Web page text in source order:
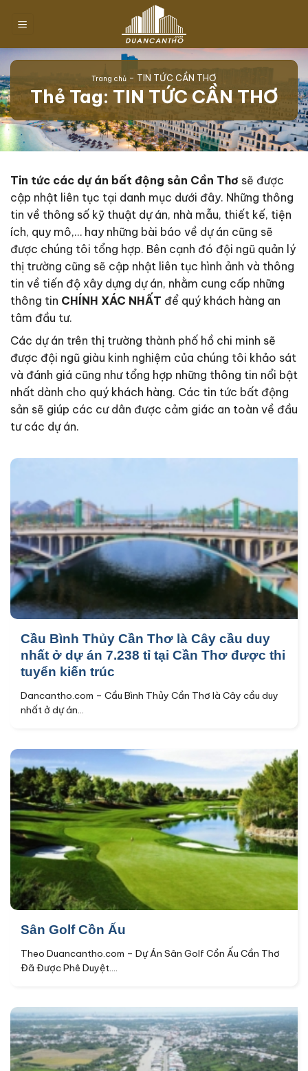
đến
dung
Trang chủ - TIN TỨC CẦN THƠ
Thẻ Tag: TIN TỨC CẦN THƠ
Tin tức các dự án bất động sản Cần Thơ sẽ được
cập nhật liên tục tại danh mục dưới đây. Những thông
tin về thông số kỹ thuật dự án, nhà mẫu, thiết kế, tiện
ích, quy mô,… hay những bài báo về dự án cũng sẽ
được chúng tôi tổng hợp. Bên cạnh đó đội ngũ quản lý
thị trường cũng sẽ cập nhật liên tục hình ảnh và thông
tin về tiến độ xây dựng dự án, nhằm cung cấp những
thông tin CHÍNH XÁC NHẤT để quý khách hàng an
tâm đầu tư.
Các dự án trên thị trường thành phố hồ chi minh sẽ
được đội ngũ giàu kinh nghiệm của chúng tôi khảo sát
và đánh giá cũng như tổng hợp những thông tin nổi bật
nhất dành cho quý khách hàng. Các tin tức bất động
sản sẽ giúp các cư dân được cảm giác an toàn về đầu
tư các dự án.
Cầu Bình Thủy Cần Thơ là Cây cầu duy
nhất ở dự án 7.238 tỉ tại Cần Thơ được thi
tuyển kiến trúc
Dancantho.com – Cầu Bình Thủy Cần Thơ là Cây cầu duy
nhất ở dự án...
Sân Golf Cồn Ấu
Theo Duancantho.com – Dự Án Sân Golf Cồn Ấu Cần Thơ
Đã Được Phê Duyệt....